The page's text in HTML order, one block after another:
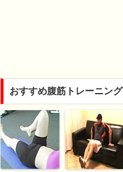
おすすめ腹筋トレーニング